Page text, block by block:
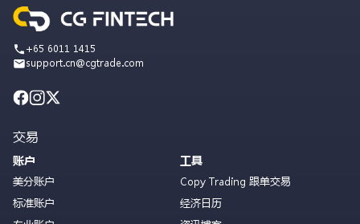
+65 6011 1415
support.cn@cgtrade.com
交易
账户
美分账户
标准账户
工具
Copy Trading 跟单交易
经济日历